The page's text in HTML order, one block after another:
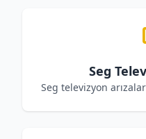
Seg
Seg televizyon